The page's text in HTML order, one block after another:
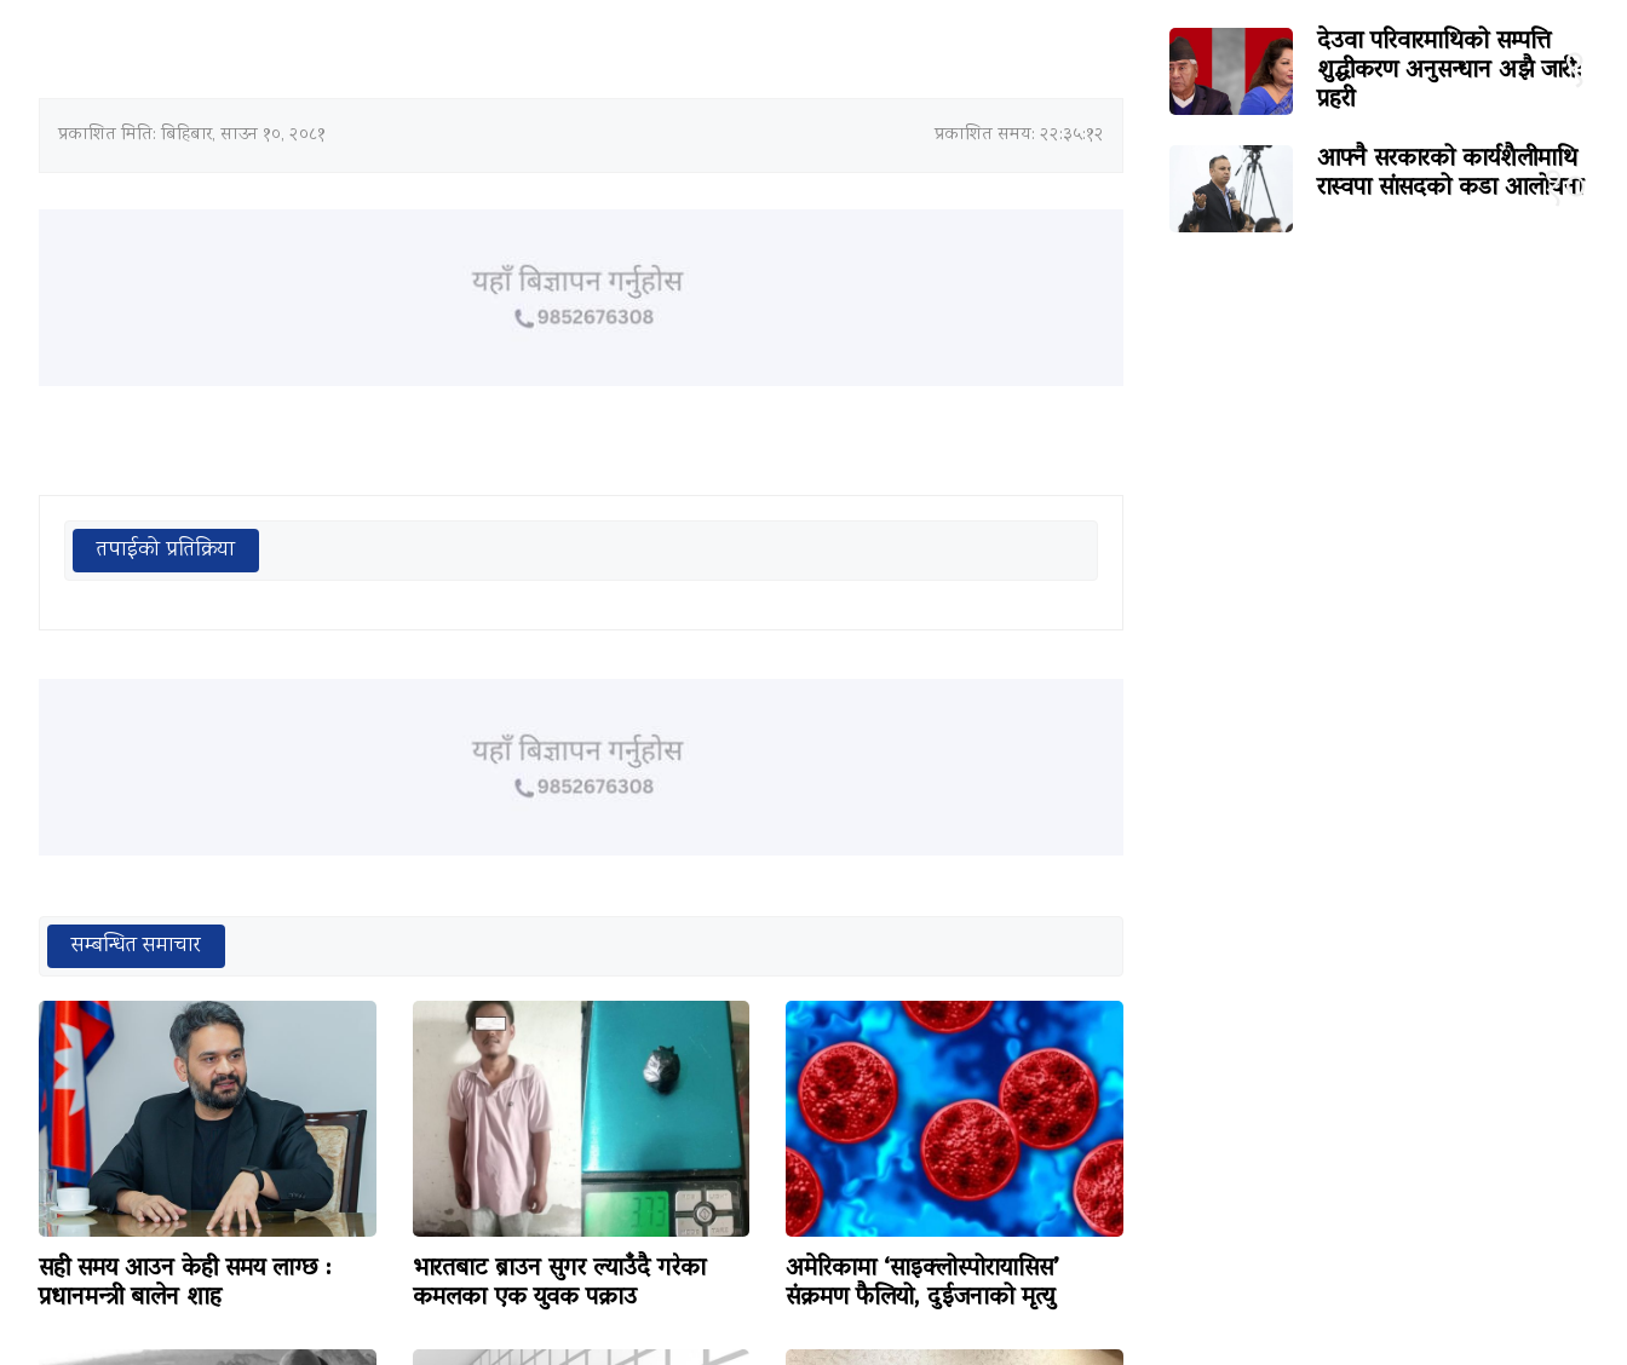
प्रकाशित मिति: बिहिबार, साउन १०, २०८१ प्रकाशित समय: २२:३५:१२
तपाईको प्रतिक्रिया
सम्बन्धित समाचार
सही समय आउन केही समय लाग्छ :
प्रधानमन्त्री बालेन शाह
भारतबाट ब्राउन सुगर ल्याउँदै गरेका
कमलका एक युवक पक्राउ
अमेरिकामा ‘साइक्लोस्पोरायासिस’
संक्रमण फैलियो, दुईजनाको मृत्यु
९
देउवा परिवारमाथिको सम्पत्ति
शुद्धीकरण अनुसन्धान अझै जारी:
प्रहरी
१०
आफ्नै सरकारको कार्यशैलीमाथि
रास्वपा सांसदको कडा आलोचना